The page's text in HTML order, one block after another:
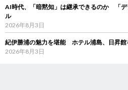
AI時代、「暗黙知」は継承できるのか 「
ル
2026年8月3日
紀伊勝浦の魅力を堪能 ホテル浦島、日昇館
2026年8月3日